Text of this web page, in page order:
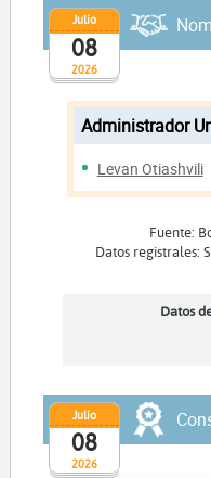
2026
Julio
08
Administrador
Levan Otiashvili
Fuente:
Datos registrales:
Datos
2026
Julio
08